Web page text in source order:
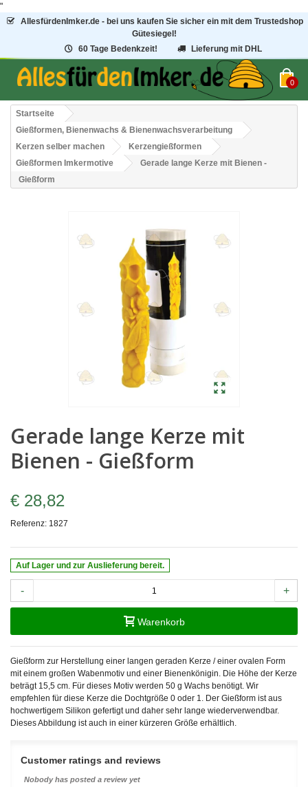
"
AllesfürdenImker.de - bei uns kaufen Sie sicher ein mit dem Trustedshop
Gütesiegel!
60 Tage Bedenkzeit!
Lieferung mit DHL
0
Startseite
Gießformen, Bienenwachs & Bienenwachsverarbeitung
Kerzen selber machen
Kerzengießformen
Gießformen Imkermotive
Gerade lange Kerze mit Bienen -
Gießform
Gerade lange Kerze mit
Bienen - Gießform
€ 28,82
Referenz: 1827
Auf Lager und zur Auslieferung bereit.
- +
Warenkorb
Gießform zur Herstellung einer langen geraden Kerze / einer ovalen Form
mit einem großen Wabenmotiv und einer Bienenkönigin. Die Höhe der Kerze
beträgt 15,5 cm. Für dieses Motiv werden 50 g Wachs benötigt. Wir
empfehlen für diese Kerze die Dochtgröße 0 oder 1. Der Gießform ist aus
hochwertigem Silikon gefertigt und daher sehr lange wiederverwendbar.
Dieses Abbildung ist auch in einer kürzeren Größe erhältlich.
Customer ratings and reviews
Nobody has posted a review yet